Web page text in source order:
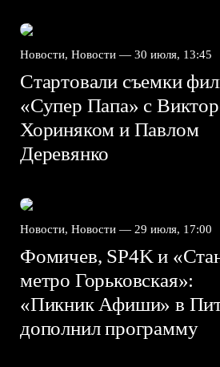
Новости, Новости — 30 июля, 13:45
Стартовали съемки
«Супер Папа» с
Хориняком и Павлом
Деревянко
Новости, Новости — 29 июля, 17:00
Фомичев, SP4K и
метро Горьковская»:
«Пикник Афиши» в
дополнил программу